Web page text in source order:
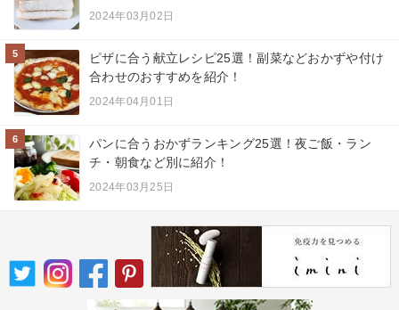
2024年03月02日
5
ピザに合う献立レシピ25選！副菜などおかずや付け
合わせのおすすめを紹介！
2024年04月01日
6
パンに合うおかずランキング25選！夜ご飯・ラン
チ・朝食など別に紹介！
2024年03月25日